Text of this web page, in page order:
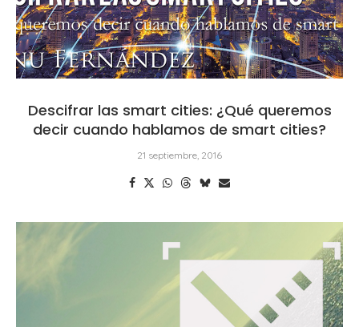
Descifrar las smart cities: ¿Qué queremos
decir cuando hablamos de smart cities?
21 septiembre, 2016